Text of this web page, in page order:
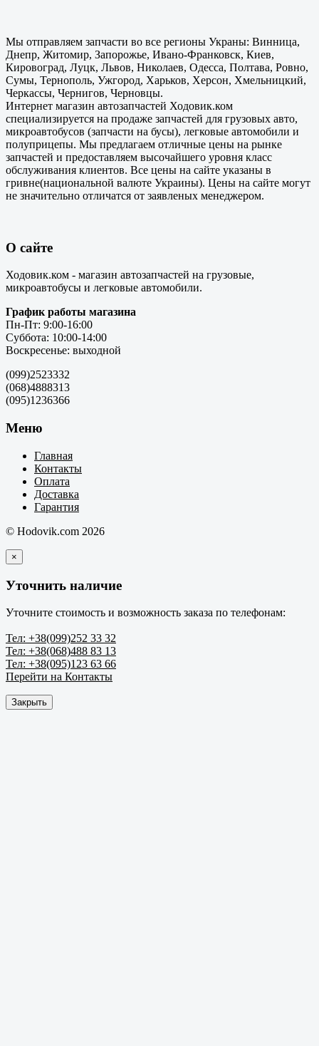
Мы отправляем запчасти во все регионы Украны: Винница,
Днепр, Житомир, Запорожье, Ивано-Франковск, Киев,
Кировоград, Луцк, Львов, Николаев, Одесса, Полтава, Ровно,
Сумы, Тернополь, Ужгород, Харьков, Херсон, Хмельницкий,
Черкассы, Чернигов, Черновцы.
Интернет магазин автозапчастей Ходовик.ком
специализируется на продаже запчастей для грузовых авто,
микроавтобусов (запчасти на бусы), легковые автомобили и
полуприцепы. Мы предлагаем отличные цены на рынке
запчастей и предоставляем высочайшего уровня класс
обслуживания клиентов. Все цены на сайте указаны в
гривне(национальной валюте Украины). Цены на сайте могут
не значительно отличатся от заявленых менеджером.
О сайте
Ходовик.ком - магазин автозапчастей на грузовые,
микроавтобусы и легковые автомобили.
График работы магазина
Пн-Пт: 9:00-16:00
Суббота: 10:00-14:00
Воскресенье: выходной
(099)2523332
(068)4888313
(095)1236366
Меню
Главная
Контакты
Оплата
Доставка
Гарантия
© Hodovik.com 2026
×
Уточнить наличие
Уточните стоимость и возможность заказа по телефонам:
Тел: +38(099)252 33 32
Тел: +38(068)488 83 13
Тел: +38(095)123 63 66
Перейти на Контакты
Закрыть